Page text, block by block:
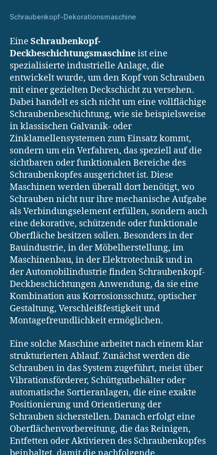
Schraubenkopf-Dekorationsmaschine
Eine Schraubenkopf-
Deckbeschichtungsmaschineist eine
spezialisierte industrielle Anlage, die
entwickelt wurde, um den Kopf von Schrauben
mit einer gezielten Deckschicht zu versehen.
Dabei handelt es sich nicht um eine vollflächige
Schraubenbeschichtung, wie sie beispielsweise
in klassischen Galvanik- oder
Zinklamellensystemen zum Einsatz kommt,
sondern um ein Verfahren, das speziell auf die
sichtbaren oder funktionalen Bereiche des
Schraubenkopfes ausgerichtet ist. Diese
Maschinen werden überall dort benötigt, wo
Schrauben nicht nur ihre mechanische Aufgabe
als Verbindungselement erfüllen, sondern auch
eine dekorative, schützende oder funktionale
Oberfläche besitzen sollen. Besonders in der
Bauindustrie, in der Möbelherstellung, im
Maschinenbau, in der Elektrotechnik und in
der Automobilindustrie finden Schraubenkopf-
Deckbeschichtungen Anwendung, da sie eine
Kombination aus Korrosionsschutz, optischer
Gestaltung, Verschleißfestigkeit und
Montagefreundlichkeit ermöglichen.
Eine solche Maschine arbeitet nach einem klar
strukturierten Ablauf. Zunächst werden die
Schrauben in das System zugeführt, meist über
Vibrationsförderer, Schüttgutbehälter oder
automatische Sortieranlagen, die eine exakte
Positionierung und Orientierung der
Schrauben sicherstellen. Danach erfolgt eine
Oberflächenvorbereitung, die das Reinigen,
Entfetten oder Aktivieren des Schraubenkopfes